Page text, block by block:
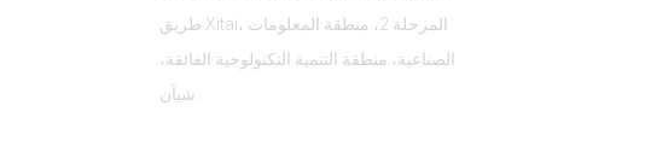
طريق Xitai، المرحلة 2، منطقة المعلومات
الصناعية، منطقة التنمية التكنولوجية الفائقة،